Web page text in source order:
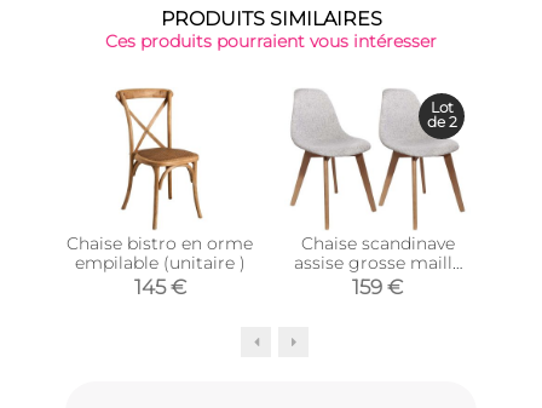
PRODUITS SIMILAIRES
Ces produits pourraient vous intéresser
Chaise bistro en orme
empilable (unitaire )
145 €
Chaise scandinave
assise grosse maille
(Lot de 2) (Gris)
159 €
Lot
de 2